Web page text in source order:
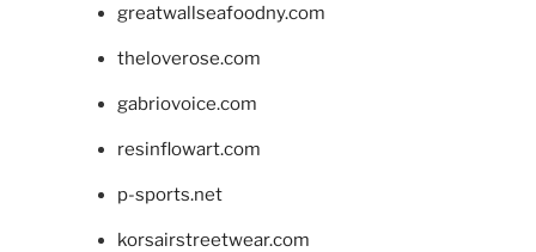
greatwallseafoodny.com
theloverose.com
gabriovoice.com
resinflowart.com
p-sports.net
korsairstreetwear.com